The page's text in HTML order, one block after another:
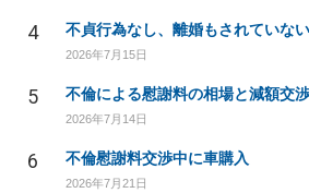
4
2026年7月15日
5 不倫による慰謝料の相場と減額交
2026年7月14日
6 不倫慰謝料交渉中に車購入
2026年7月21日